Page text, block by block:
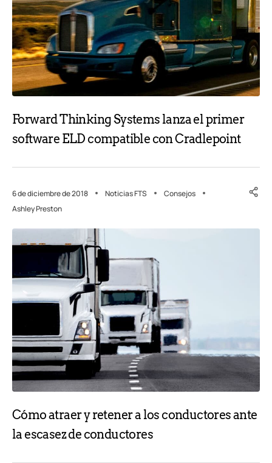
Forward Thinking Systems lanza el primer
software ELD compatible con Cradlepoint
6 de diciembre de 2018 Noticias FTS
Consejos
Ashley Preston
Cómo atraer y retener a los conductores ante
la escasez de conductores